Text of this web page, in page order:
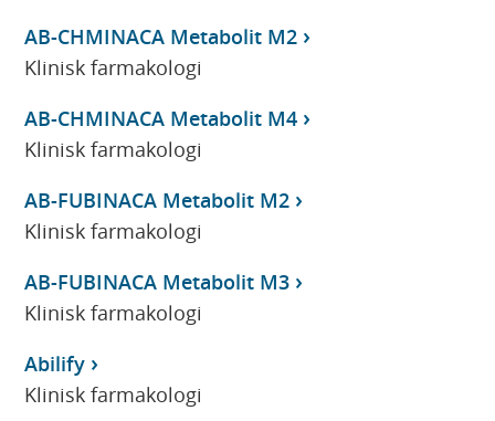
AB-CHMINACA Metabolit M2
Klinisk farmakologi
AB-CHMINACA Metabolit M4
Klinisk farmakologi
AB-FUBINACA Metabolit M2
Klinisk farmakologi
AB-FUBINACA Metabolit M3
Klinisk farmakologi
Abilify
Klinisk farmakologi